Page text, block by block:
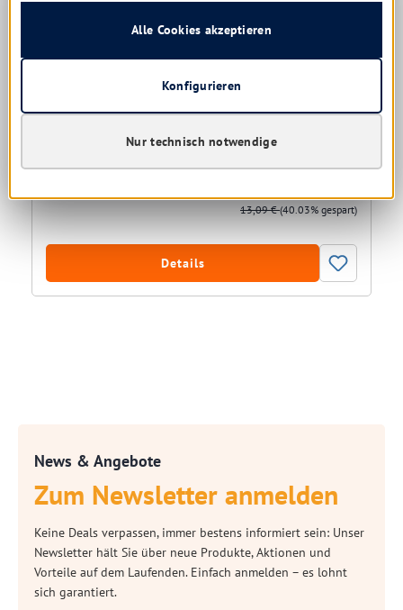
10 Stück
Farbe: blau | grün
noch 18 verfügbar, Lieferzeit: 1-5 Tage
13,09 €(40.03% gespart)
Details
News & Angebote
Zum Newsletter anmelden
Keine Deals verpassen, immer bestens informiert sein: Unser
Newsletter hält Sie über neue Produkte, Aktionen und
Vorteile auf dem Laufenden. Einfach anmelden – es lohnt
sich garantiert.
Nur technisch notwendige
Konfigurieren
Alle Cookies akzeptieren